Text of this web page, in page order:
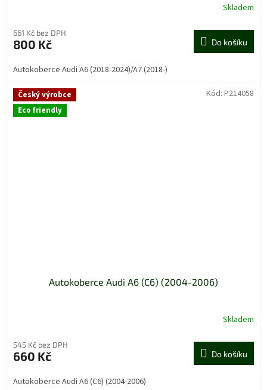
Skladem
661 Kč bez DPH
800 Kč Do košíku
Autokoberce Audi A6 (2018-2024)/A7 (2018-)
Český výrobce
Eco friendly
Autokoberce Audi A6 (C6) (2004-2006)
produktu
je
z
Skladem
545 Kč bez DPH
660 Kč Do košíku
Autokoberce Audi A6 (C6) (2004-2006)
Kód: P214058